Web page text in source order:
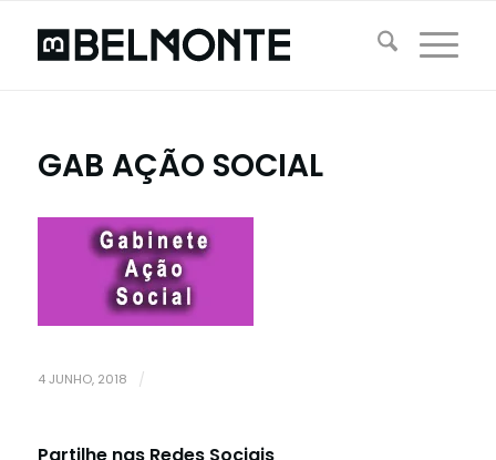
GAB AÇÃO SOCIAL
4 JUNHO, 2018 /
Partilhe nas Redes Sociais